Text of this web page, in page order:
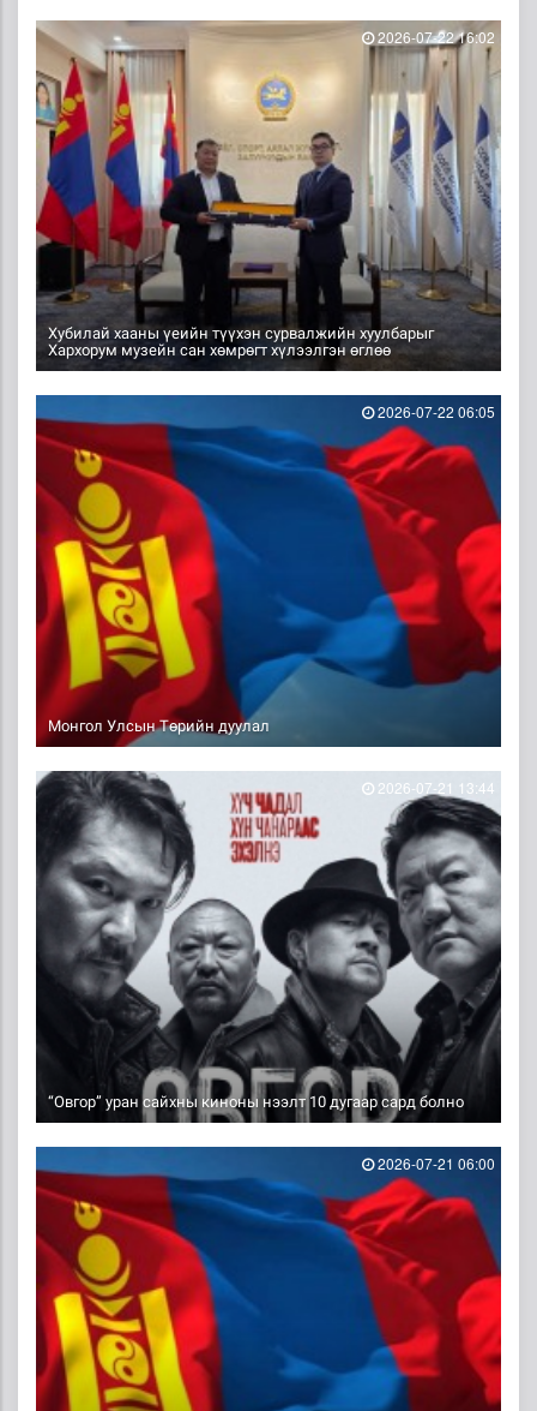
Хубилай хааны үеийн түүхэн сурвалжийн хуулбарыг
Хархорум музейн сан хөмрөгт хүлээлгэн өглөө
2026-07-22 16:02
Монгол Улсын Төрийн дуулал
2026-07-22 06:05
“Овгор” уран сайхны киноны нээлт 10 дугаар сард болно
2026-07-21 13:44
2026-07-21 06:00